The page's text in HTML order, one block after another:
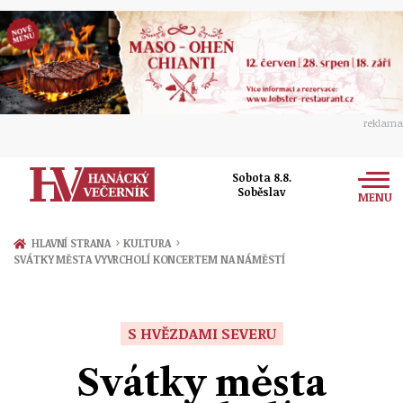
reklama
Sobota 8.8.
Soběslav
MENU
Zprávy
Ekonomika
HLAVNÍ STRANA › KULTURA ›
SVÁTKY MĚSTA VYVRCHOLÍ KONCERTEM NA NÁMĚSTÍ
S HVĚZDAMI SEVERU
Svátky města